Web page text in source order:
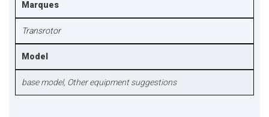
Marques
Transrotor
Model
base model, Other equipment suggestions